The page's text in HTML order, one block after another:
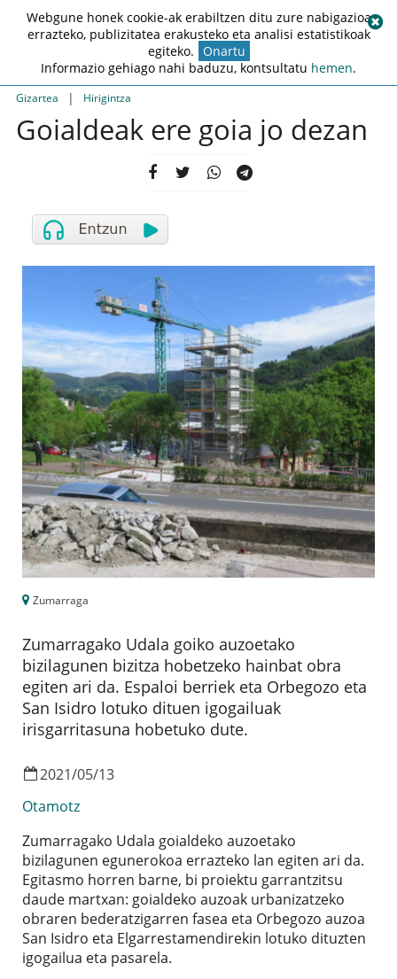
Gizartea | Hirigintza
Goialdeak ere goia jo dezan
Zumarraga
Zumarragako Udala goiko auzoetako
bizilagunen bizitza hobetzeko hainbat obra
egiten ari da. Espaloi berriek eta Orbegozo eta
San Isidro lotuko dituen igogailuak
irisgarritasuna hobetuko dute.
2021/05/13
Otamotz
Zumarragako Udala goialdeko auzoetako
bizilagunen egunerokoa errazteko lan egiten ari da.
Egitasmo horren barne, bi proiektu garrantzitsu
daude martxan: goialdeko auzoak urbanizatzeko
obraren bederatzigarren fasea eta Orbegozo auzoa
San Isidro eta Elgarrestamendirekin lotuko dituzten
igogailua eta pasarela.
Webgune honek cookie-ak erabiltzen ditu zure nabigazioa
errazteko, publizitatea erakusteko eta analisi estatistikoak
egiteko. Onartu
Informazio gehiago nahi baduzu, kontsultatu hemen.